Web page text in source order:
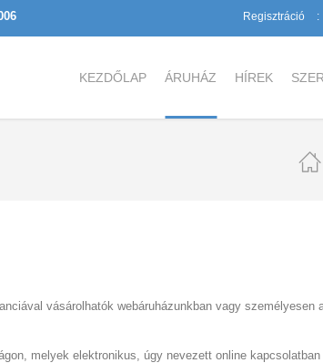
Regisztráció
KEZDŐLAP ÁRUHÁZ HÍREK
vásárolhatók webáruházunkban vagy személyesen
melyek elektronikus, úgy nevezett online kapcsolatban